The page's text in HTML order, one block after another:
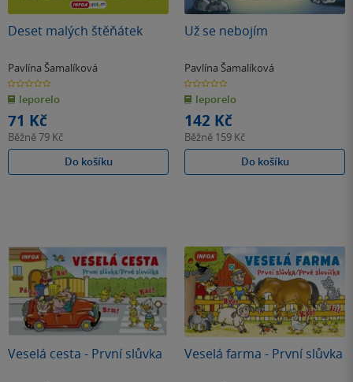
Deset malých štěňátek
Pavlína Šamalíková
0.0
z
5
hvězdiček
leporelo
71 Kč
Běžně79 Kč
Do košíku
Už se nebojím
Pavlína Šamalíková
0.0
z
5
hvězdiček
leporelo
142 Kč
Běžně 159 Kč
Do košíku
Veselá cesta - První slůvka Veselá farma - První slůvka